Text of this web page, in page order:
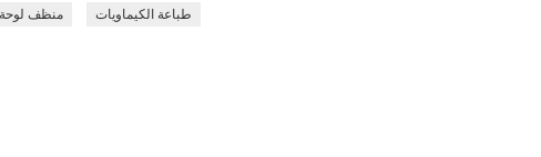
منظف ​​لوحة طباعة الكيماويات